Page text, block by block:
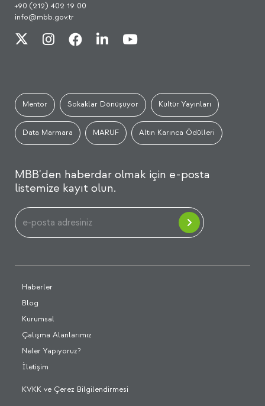
+90 (212) 402 19 00
info@mbb.gov.tr
Mentor Sokaklar Dönüşüyor Kültür Yayınları
Data Marmara MARUF Altın Karınca Ödülleri
MBB'den haberdar olmak için e-posta
listemize kayıt olun.
Haberler
Blog
Kurumsal
Çalışma Alanlarımız
Neler Yapıyoruz?
İletişim
KVKK ve Çerez Bilgilendirmesi